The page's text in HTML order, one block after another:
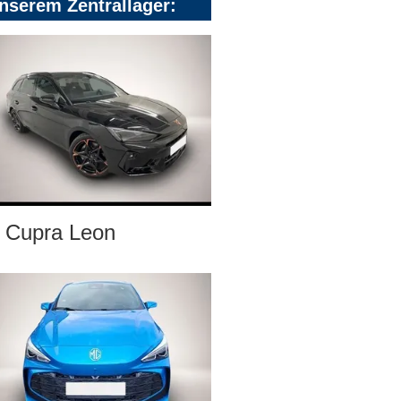
Zentrallager:
Cupra Leon